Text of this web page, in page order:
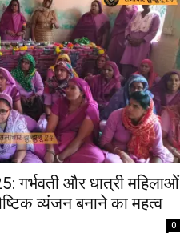
गर्भवती और धात्री महिलाओं
व्यंजन बनाने का महत्व
0